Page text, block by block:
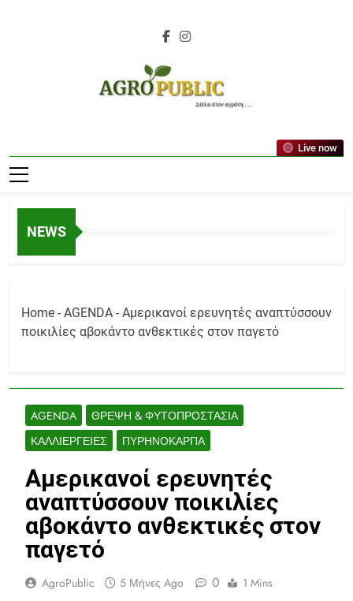
AgroPublic |
Αγροτικά Νέα,
Αμπελουργία
Live now
NEWS
Home - AGENDA - Αμερικανοί ερευνητές αναπτύσσουν
ποικιλίες αβοκάντο ανθεκτικές στον παγετό
AGENDA
ΘΡΕΨΗ & ΦΥΤΟΠΡΟΣΤΑΣΊΑ
ΚΑΛΛΙΈΡΓΕΙΕΣ
ΠΥΡΗΝΌΚΑΡΠΑ
Αμερικανοί ερευνητές
αναπτύσσουν ποικιλίες
αβοκάντο ανθεκτικές στον
παγετό
AgroPublic 5 Μήνες Ago 0 1 Mins